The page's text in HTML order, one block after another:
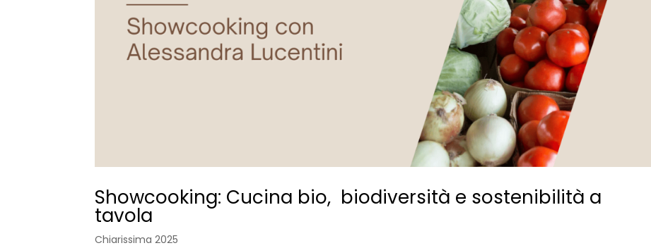
Showcooking: Cucina bio, biodiversità e sostenibilità a
tavola
Chiarissima 2025